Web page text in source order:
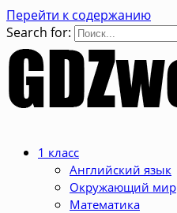
Перейти к содержанию
Search for:
1 класс
Английский язык
Окружающий мир
Математика